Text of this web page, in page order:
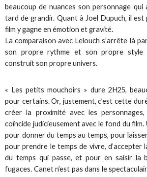
beaucoup de nuances son personnage
tard de grandir. Quant à Joel Dupuch, il est
film y gagne en émotion et gravité.
La comparaison avec Lelouch s’arrête là
son propre rythme et son propre style
construit son propre univers.
« Les petits mouchoirs » dure 2H25,
pour certains. Or, justement, c’est cette
créer la proximité avec les
coïncide judicieusement avec le fond du
pour donner du temps au temps, pour
pour prendre le temps de vivre, d’accepter
du temps qui passe, et pour en saisir la
fugaces. Canet n’est pas dans le